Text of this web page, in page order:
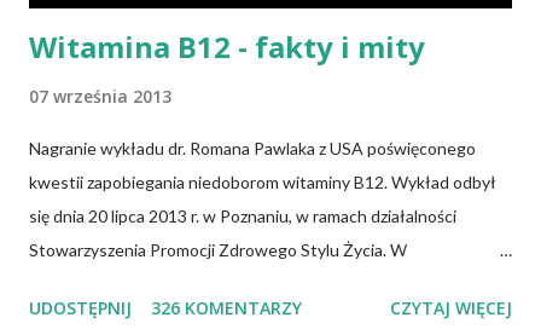
Witamina B12 - fakty i mity
07 września 2013
Nagranie wykładu dr. Romana Pawlaka z USA poświęconego
kwestii zapobiegania niedoborom witaminy B12. Wykład odbył
się dnia 20 lipca 2013 r. w Poznaniu, w ramach działalności
Stowarzyszenia Promocji Zdrowego Stylu Życia. W
posiadamy odnośnie witaminy B12 w świetle aktualnych
UDOSTĘPNIJ 326 KOMENTARZY CZYTAJ WIĘCEJ